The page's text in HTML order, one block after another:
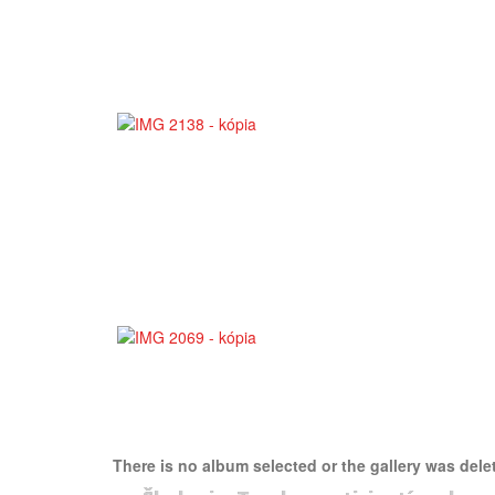
There is no album selected or the gallery was